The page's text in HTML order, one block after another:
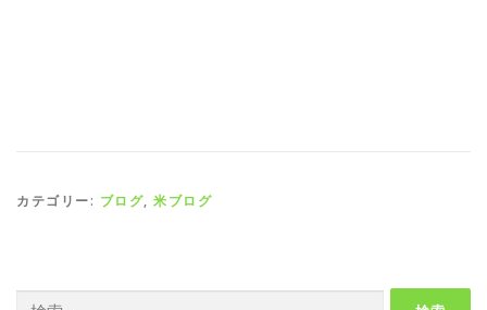
カテゴリー: ブログ, 米ブログ